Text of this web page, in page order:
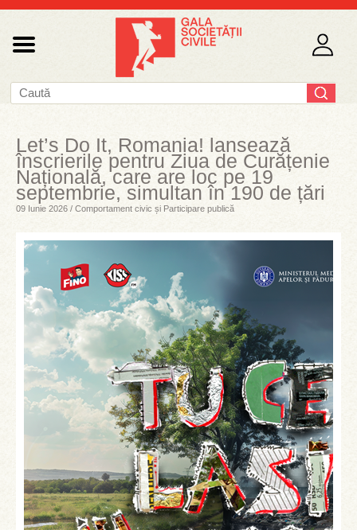
Let’s Do It, Romania! lansează
înscrierile pentru Ziua de Curățenie
Națională, care are loc pe 19
septembrie, simultan în 190 de țări
09 Iunie 2026 / Comportament civic și Participare publică